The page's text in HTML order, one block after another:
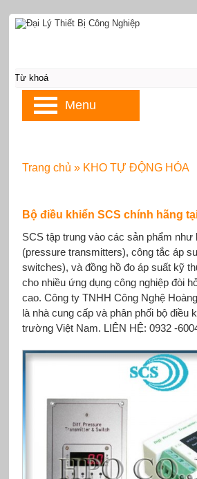
Bộ điều khiển SCS chính hãng
SCS tập trung vào các sản phẩm như
(pressure transmitters), công tắc áp
switches), và đồng hồ đo áp suất kỹ
cho nhiều ứng dụng công nghiệp đòi
cao. Công ty TNHH Công Nghệ
là nhà cung cấp và phân phối bộ điều
trường Việt Nam. LIÊN HỆ: 0932 -
Trang chủ » KHO TỰ ĐỘNG HÓA
Menu